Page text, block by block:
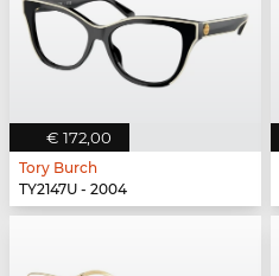
€ 172,00
Tory Burch
TY2147U - 2004